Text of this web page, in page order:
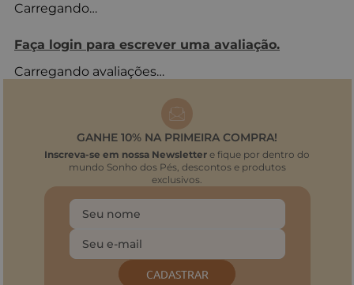
Carregando…
Faça login para escrever uma avaliação.
Carregando avaliações…
GANHE 10% NA PRIMEIRA COMPRA!
Inscreva-se em nossa Newsletter e fique por dentro do
mundo Sonho dos Pés, descontos e produtos
exclusivos.
CADASTRAR